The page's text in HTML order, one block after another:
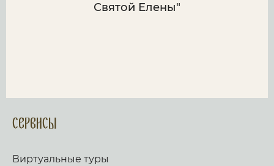
Святой Елены"
Сервисы
Виртуальные туры